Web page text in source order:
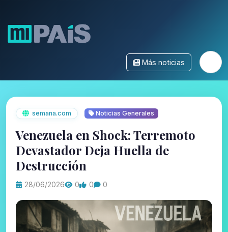
Más noticias
semana.com Noticias Generales
Venezuela en Shock: Terremoto
Devastador Deja Huella de
Destrucción
28/06/2026 0 0 0